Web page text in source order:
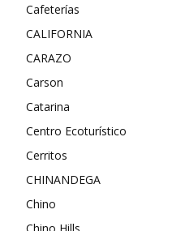
Cafeterías
CALIFORNIA
CARAZO
Carson
Catarina
Centro Ecoturístico
Cerritos
CHINANDEGA
Chino
Chino Hills